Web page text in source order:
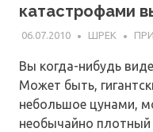
катастрофами
06.07.2010 ШРЕК
Вы когда-нибудь
Может быть,
небольшое цунами,
необычайно